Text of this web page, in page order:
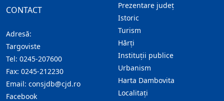
CONTACT
Adresă:
Targoviste
Tel: 0245-207600
Fax: 0245-212230
Email: consjdb@cjd.ro
Facebook
Prezentare judeţ
Istoric
Turism
Hărţi
Instituţii publice
Urbanism
Harta Dambovita
Localitaţi